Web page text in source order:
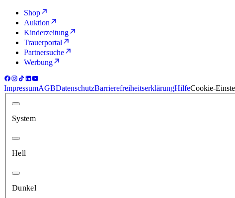
Shop
Auktion
Kinderzeitung
Trauerportal
Partnersuche
Werbung
ImpressumAGBDatenschutzBarrierefreiheitserklärungHilfeCookie-
System
Hell
Dunkel